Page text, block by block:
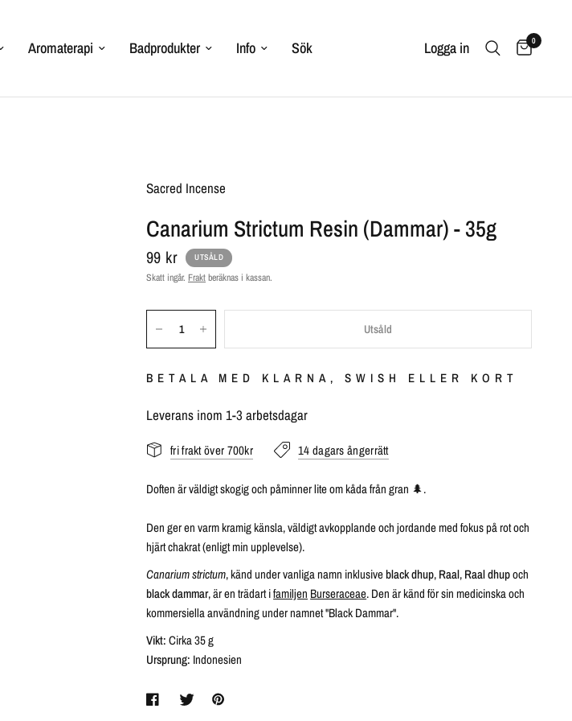
Aromaterapi Badprodukter Info Sök Logga in 0
Sacred Incense
Canarium Strictum Resin (Dammar) - 35g
99 kr UTSÅLD
Skatt ingår. Fraktberäknas i kassan.
Utsåld
BETALA MED KLARNA, SWISH ELLER KORT
Leverans inom 1-3 arbetsdagar
fri frakt över 700kr 14 dagars ångerrätt
Doften är väldigt skogig och påminner lite om kåda från gran 🌲.
Den ger en varm kramig känsla, väldigt avkopplande och jordande med fokus på rot och
hjärt chakrat (enligt min upplevelse).
Canarium strictum, känd under vanliga namn inklusiveblack dhup,Raal,Raal dhupoch
black dammar, är en trädart ifamiljen Burseraceae.Den är känd för sin medicinska och
kommersiella användning under namnet "Black Dammar".
Vikt:Cirka 35 g
Ursprung: Indonesien